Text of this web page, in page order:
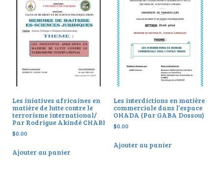
Les iniatives africaines en
matière de lutte contre le
terrorisme international/
Par Rodrigue Akindé CHABI
$0.00
Ajouter au panier
Les interdictions en matière
commerciale dans l’espace
OHADA (Par GABA Dossou)
$0.00
Ajouter au panier